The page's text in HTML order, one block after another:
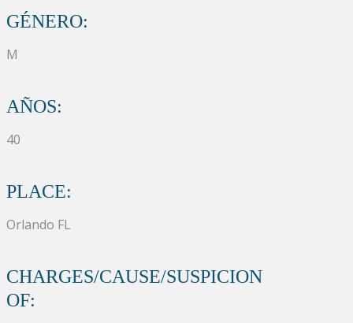
GÉNERO:
M
AÑOS:
40
PLACE:
Orlando FL
CHARGES/CAUSE/SUSPICION
OF: